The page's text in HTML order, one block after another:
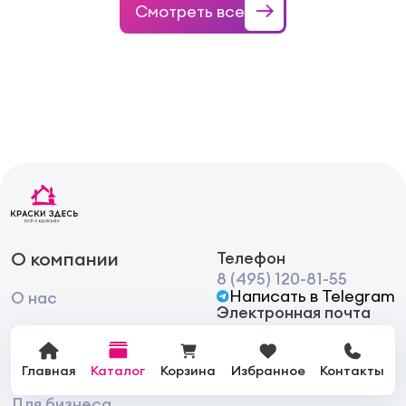
Главная Каталог Корзина Избранное Контакты
Смотреть все
О компании
О нас
Бренды
Вакансии
Телефон
8 (495) 120-81-55
Написать в Telegram
Электронная почта